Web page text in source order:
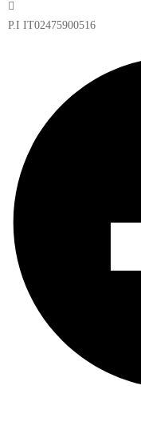
P.I IT02475900516